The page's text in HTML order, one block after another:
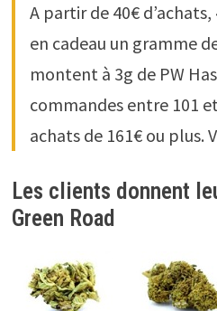
A partir de 40€
en cadeau un gramme
montent à 3g de PW
commandes entre 101
achats de 161€ ou plus.
Les clients donnent
Green Road